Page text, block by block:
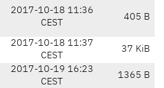
2017-10-18 11:36
CEST
405 B
2017-10-18 11:37
CEST
37 KiB
2017-10-19 16:23
CEST
1365 B